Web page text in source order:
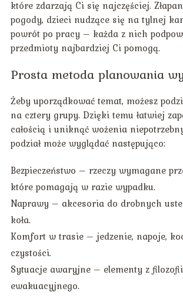
które zdarzają Ci się najczęściej.
pogody, dzieci nudzące się na tylnej
powrót po pracy – każda z nich
przedmioty najbardziej Ci pomogą.
Prosta metoda planowania
Żeby uporządkować temat, możesz
na cztery grupy. Dzięki temu łatwiej
całością i uniknąć wożenia
podział może wyglądać następująco:
Bezpieczeństwo – rzeczy wymagane
które pomagają w razie wypadku.
Naprawy – akcesoria do drobnych
koła.
Komfort w trasie – jedzenie, napoje,
czystości.
Sytuacje awaryjne – elementy z
ewakuacyjnego.